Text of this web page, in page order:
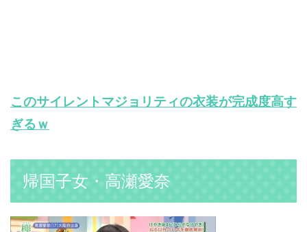
このサイレントマジョリティの衣装が完成度高す
ぎるｗ
帰国子女・高瀬愛奈